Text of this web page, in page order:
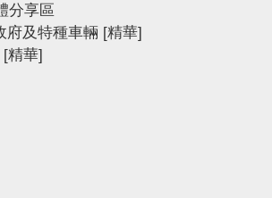
分享區
府及特種車輛 [精華]
[精華]